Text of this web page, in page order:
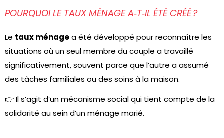
POURQUOI LE TAUX MÉNAGE A‑T‑IL ÉTÉ CRÉÉ ?
Le taux ménagea été développé pour reconnaître les
situations où un seul membre du couple a travaillé
significativement, souvent parce que l’autre a assumé
des tâches familiales ou des soins à la maison.
👉 Il s’agit d’un mécanisme social qui tient compte de la
solidarité au sein d’un ménage marié.